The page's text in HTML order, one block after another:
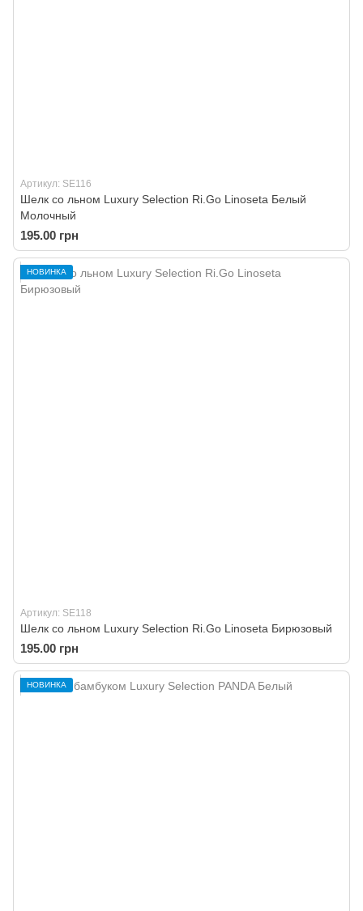
Артикул: SE116
Шелк со льном Luxury Selection Ri.Go Linoseta Белый
Молочный
195.00 грн
НОВИНКА
Артикул: SE118
Шелк со льном Luxury Selection Ri.Go Linoseta Бирюзовый
195.00 грн
НОВИНКА